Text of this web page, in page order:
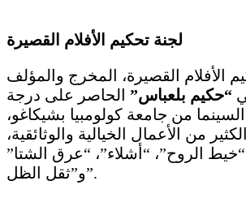
لجنة تحكيم الأفلام القصيرة
الأفلام القصيرة، المخرج والمؤلف
“حكيم بلعباس” الحاصر على درجة
من جامعة كولومبيا بشيكاغو،
من الأعمال الخيالية والوثائقية،
الروح”، “أشلاء”، “عرق الشتا”
و”ثقل الظل”.